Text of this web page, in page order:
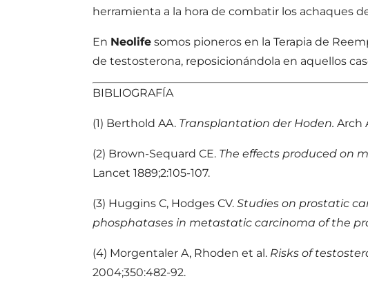
herramienta a la hora de combatir los achaques
En Neolife somos pioneros en la Terapia de
de testosterona, reposicionándola en aquellos
BIBLIOGRAFÍA
(1) Berthold AA. Transplantation der Hoden. Arch
(2) Brown-Sequard CE. The effects produced on
Lancet 1889;2:105-107.
(3) Huggins C, Hodges CV.Studies on prostatic
phosphatases in metastatic carcinoma of the
(4) Morgentaler A, Rhoden et al. Risks of
2004;350:482-92.